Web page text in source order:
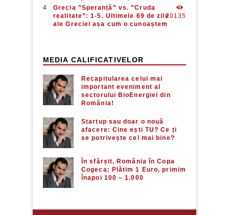
Grecia ”Speranță” vs. ”Cruda
realitate”: 1-5. Ultimele 69 de zile
ale Greciei așa cum o cunoaștem
20135
MEDIA CALIFICATIVELOR
Recapitularea celui mai
important eveniment al
sectorului BioEnergiei din
România!
Startup sau doar o nouă
afacere: Cine ești TU? Ce ți
se potrivește cel mai bine?
În sfârșit, România în Copa
Cogeca: Plătim 1 Euro, primim
înapoi 100 – 1.000